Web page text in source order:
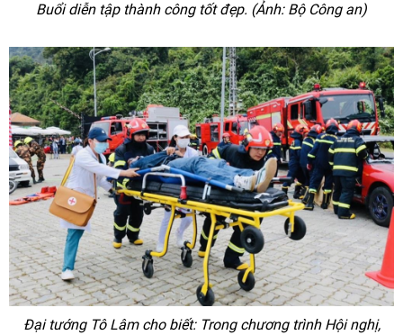
Buổi diễn tập thành công tốt đẹp. (Ảnh: Bộ Công an)
Đại tướng Tô Lâm cho biết: Trong chương trình Hội nghị,